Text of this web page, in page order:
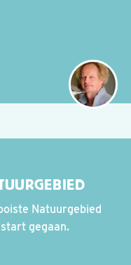
Natuurgebied
gegaan.